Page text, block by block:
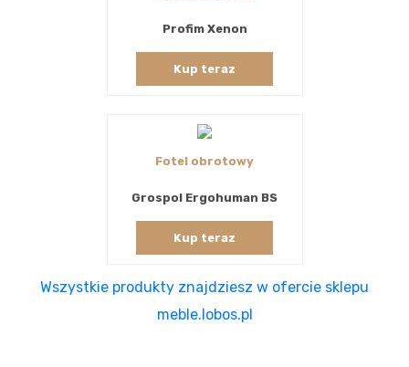
Profim Xenon
Kup teraz
Fotel obrotowy
Grospol Ergohuman BS
Kup teraz
Wszystkie produkty znajdziesz w ofercie sklepu
meble.lobos.pl